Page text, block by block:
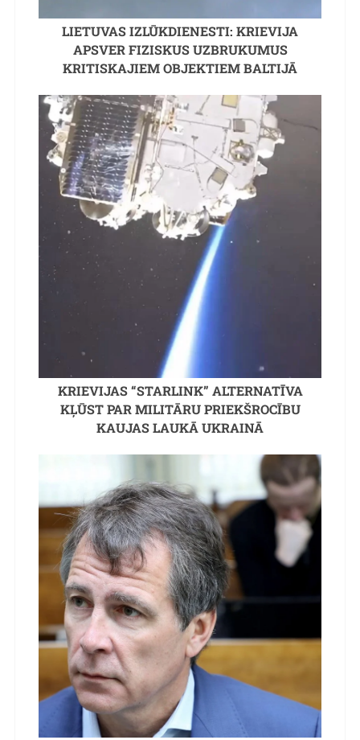
LIETUVAS IZLŪKDIENESTI: KRIEVIJA
APSVER FIZISKUS UZBRUKUMUS
KRITISKAJIEM OBJEKTIEM BALTIJĀ
KRIEVIJAS “STARLINK” ALTERNATĪVA
KĻŪST PAR MILITĀRU PRIEKŠROCĪBU
KAUJAS LAUKĀ UKRAINĀ